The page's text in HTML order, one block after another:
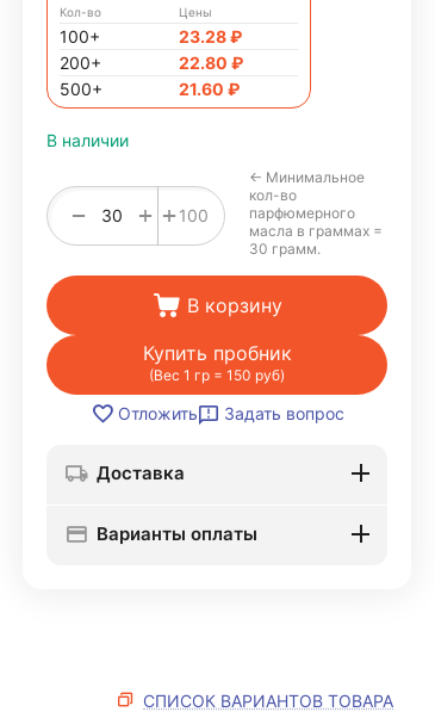
Кол-во
100+
200+
500+
Цены
23.28₽
22.80 ₽
21.60 ₽
В наличии
+ 100
+
−
← Минимальное
кол-во
парфюмерного
масла в граммах =
30 грамм.
В корзину
Купить пробник
(Вес 1 гр = 150 руб)
Отложить Задать вопрос
Доставка
Варианты оплаты
СПИСОК ВАРИАНТОВ ТОВАРА